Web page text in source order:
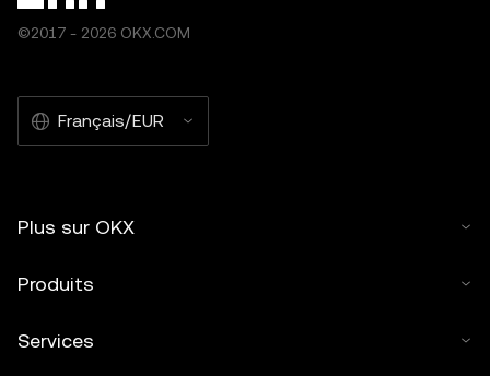
©2017 - 2026 OKX.COM
Français/EUR
Plus sur OKX
Produits
Services